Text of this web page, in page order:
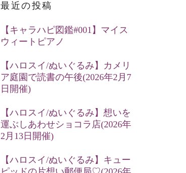
択
最近の投稿
【キャラハピ図鑑#001】マイス
ウィートピアノ
【ハロスイ/ぬいぐるみ】カメリ
ア庭園で読書の午後(2026年2月7
日開催)
【ハロスイ/ぬいぐるみ】想いを
運ぶしあわせショコラ店(2026年
2月13日開催)
【ハロスイ/ぬいぐるみ】キュー